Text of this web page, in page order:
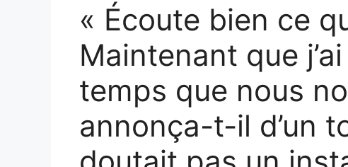
« Écoute bien ce
Maintenant que
temps que nous
annonça-t-il d’un